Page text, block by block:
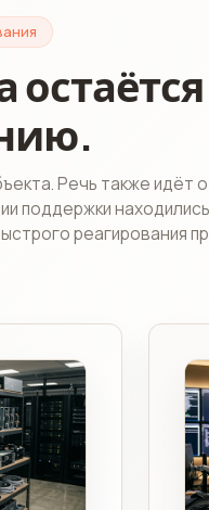
Речь также идёт
поддержки находились
реагирования